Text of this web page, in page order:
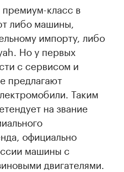
класс в
либо машины,
импорту, либо
Но у первых
с сервисом и
предлагают
Таким
на звание
официально
машины с
двигателями.